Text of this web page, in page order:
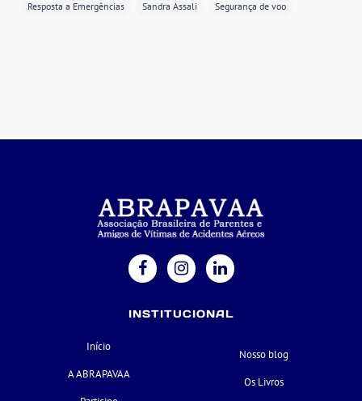
Resposta a Emergências
Sandra Assali Segurança de voo
INSTITUCIONAL
Início
A ABRAPAVAA
Nosso blog
Os Livros